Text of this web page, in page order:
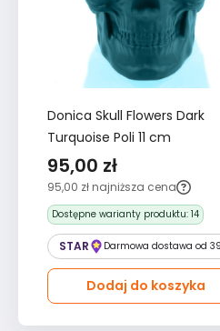
Donica Skull Flowers Dark
Turquoise Poli 11 cm
95,00 zł
95,00 zł najniższa cena
Dostępne warianty produktu: 14
STAR Darmowa dostawa od
Dodaj do koszyka